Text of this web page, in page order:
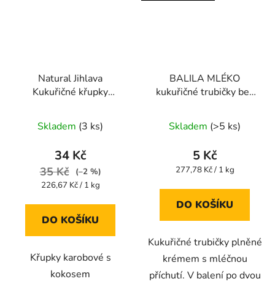
Natural Jihlava
Kukuřičné křupky
140 g
hodnocení
produktu
je
5,0
5
Skladem (3 ks)
34 Kč
35 Kč
(–2 %)
Měrná
226,67 Kč / 1 kg
DO KOŠÍKU
Křupky karobové s
kokosem
BALILA MLÉKO
kukuřičné trubičky bez
hodnocení
produktu
je
z
Skladem (>5 ks)
5 Kč
Měrná
277,78 Kč / 1 kg
DO KOŠÍKU
Kukuřičné trubičky plněné
krémem s mléčnou
příchutí. V balení po dvou